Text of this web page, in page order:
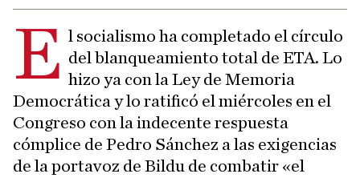
E l socialismo ha completado el círculo
del blanqueamiento total de ETA. Lo
hizo ya con la Ley de Memoria
Democrática y lo ratificó el miércoles en el
Congreso con la indecente respuesta
cómplice de Pedro Sánchez a las exigencias
de la portavoz de Bildu de combatir «el